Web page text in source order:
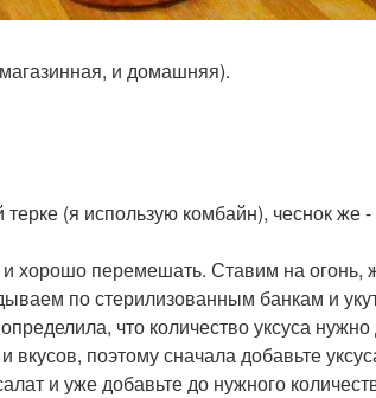
и домашняя).
(я использую комбайн), чеснок же
хорошо перемешать. Ставим на огонь,
по стерилизованным банкам и
что количество уксуса
вкусов, поэтому сначала добавьте
и уже добавьте до нужного